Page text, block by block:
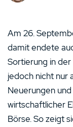
Am 26.
damit endete
Sortierung in
jedoch nicht nur
Neuerungen
wirtschaftlicher
Börse. So zeigt